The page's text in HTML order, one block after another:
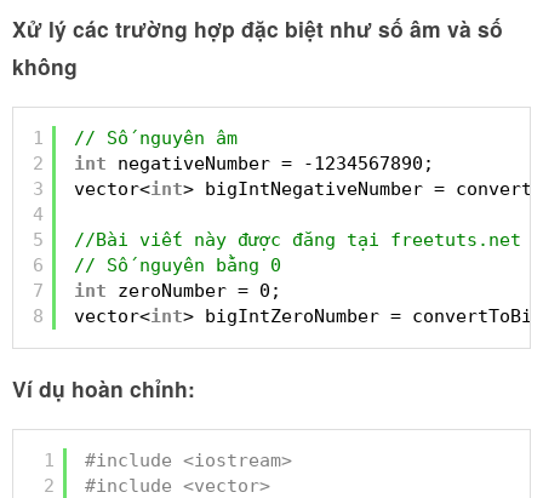
Xử lý các trường hợp đặc biệt như số âm và số
không
1
2
3
4
5
6
7
8
// Số nguyên âm
int
negativeNumber = -1234567890;
vector<int> bigIntNegativeNumber =
//Bài viết này được đăng tại freetuts.net
// Số nguyên bằng 0
int
zeroNumber = 0;
vector<int> bigIntZeroNumber =
Ví dụ hoàn chỉnh:
1
2
#include <iostream>
#include <vector>